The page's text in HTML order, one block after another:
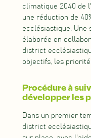
climatique 2040 de
une réduction de
ecclésiastique.
élaborée en
district
objectifs, les
Procédure à
développer les
Dans un premier
district